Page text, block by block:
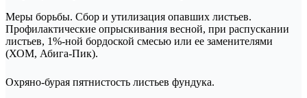
Меры борьбы. Сбор и утилизация опавших листьев.
Профилактические опрыскивания весной, при распускании
листьев, 1%-ной бордоской смесью или ее заменителями
(ХОМ, Абига-Пик).
Охряно-бурая пятнистость листьев фундука.